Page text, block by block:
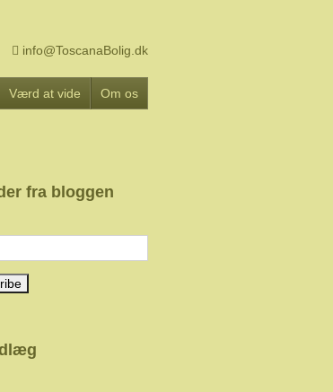
info@ToscanaBolig.dk
Værd at vide Om os
fra bloggen